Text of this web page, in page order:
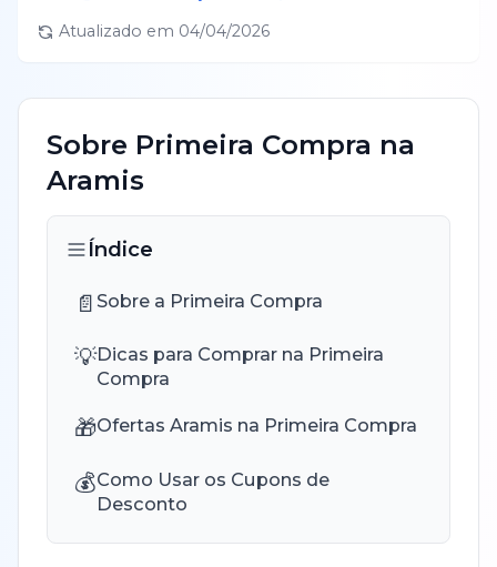
Atualizado em 04/04/2026
Sobre Primeira Compra na
Aramis
Índice
📄 Sobre a Primeira Compra
💡Dicas para Comprar na Primeira
Compra
🎁Ofertas Aramis na Primeira Compra
💰Como Usar os Cupons de
Desconto